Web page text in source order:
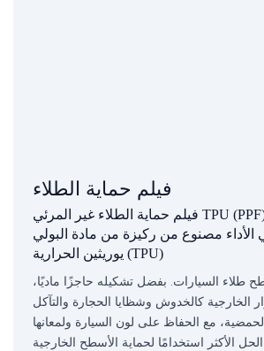
فيلم حماية الطلاء
فيلم حماية الطلاء غير المرئي TPU (PPF) هو فيلم حماية
مصنوع من ركيزة من مادة البولي
يوريثين الحرارية (TPU)
السيارات. بفضل تشكيله حاجزًا ماديًا،
الخارجية كالخدوش وشظايا الحجارة والتآكل
مع الحفاظ على لون السيارة ولمعانها
الحل الأكثر استخدامًا لحماية الأسطح الخارجية